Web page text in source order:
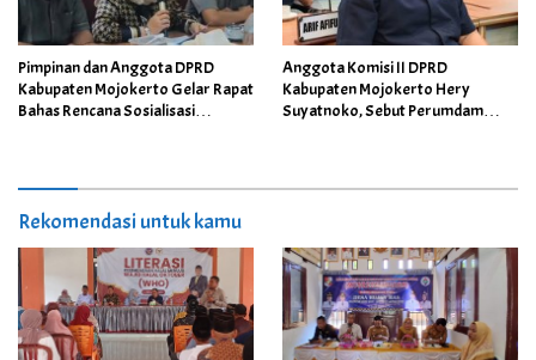
Pimpinan dan Anggota DPRD
Kabupaten Mojokerto Gelar Rapat
Bahas Rencana Sosialisasi
Anggota Komisi II DPRD
Kabupaten Mojokerto Hery
Suyatnoko, Sebut Perumdam
Rekomendasi untuk kamu